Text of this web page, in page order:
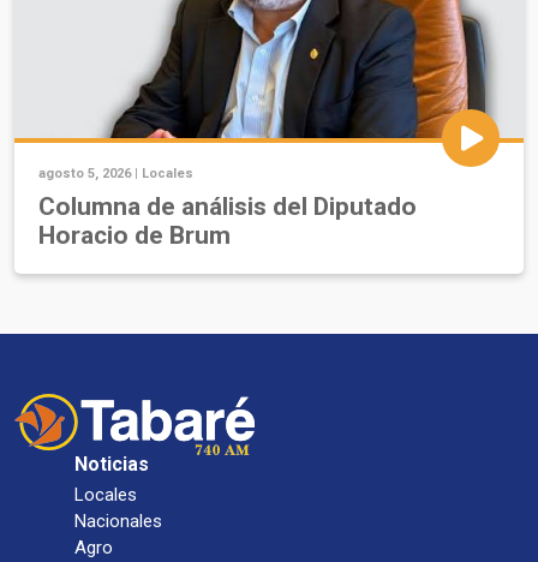
agosto 5, 2026 | Locales
Columna de análisis del Diputado
Horacio de Brum
Noticias
Locales
Nacionales
Agro